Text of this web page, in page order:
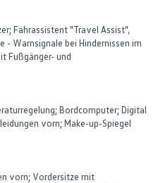
Fahrassistent "Travel Assist",
- Warnsignale bei Hindernissen im
Fußgänger- und
Bordcomputer; Digital
vorn; Make-up-Spiegel
vorn; Vordersitze mit